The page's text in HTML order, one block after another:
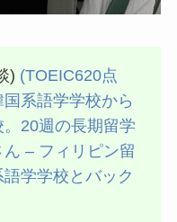
) (TOEIC620点
系語学学校から
20週の長期留学
– フィリピン留
学学校とバック